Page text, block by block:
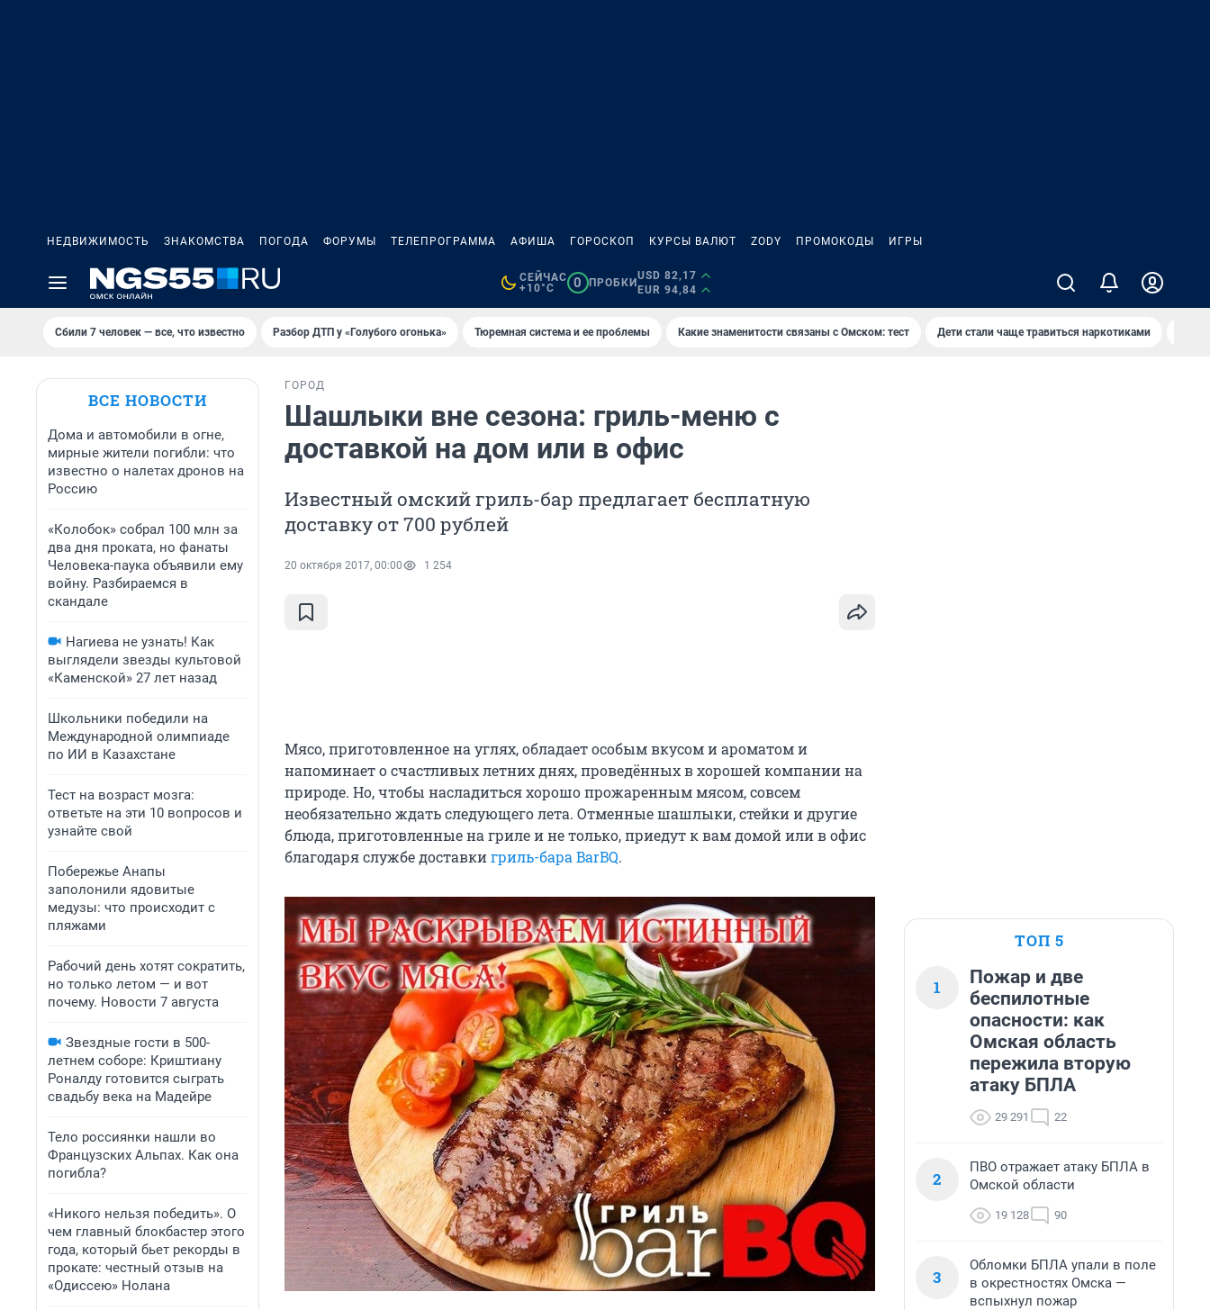
НЕДВИЖИМОСТЬ ЗНАКОМСТВА ПОГОДА ФОРУМЫ ТЕЛЕПРОГРАММА АФИША ГОРОСКОП КУРСЫ ВАЛЮТ ZODY ПРОМОКОДЫ ИГРЫ
СЕЙЧАС
+10°C
0 ПРОБКИ
USD 82,17
EUR 94,84
Сбили 7 человек — все, что известно Разбор ДТП у «Голубого огонька» Тюремная система и ее проблемы Какие знаменитости связаны с Омском: тест Дети стали чаще травиться наркотиками
ВСЕ НОВОСТИ
Дома и автомобили в огне,
мирные жители погибли: что
известно о налетах дронов на
Россию
«Колобок» собрал 100 млн за
два дня проката, но фанаты
Человека-паука объявили ему
войну. Разбираемся в
скандале
Нагиева не узнать! Как
выглядели звезды культовой
«Каменской» 27 лет назад
Школьники победили на
Международной олимпиаде
по ИИ в Казахстане
Тест на возраст мозга:
ответьте на эти 10 вопросов и
узнайте свой
Побережье Анапы
заполонили ядовитые
медузы: что происходит с
пляжами
Рабочий день хотят сократить,
но только летом — и вот
почему. Новости 7 августа
Звездные гости в 500-
летнем соборе: Криштиану
Роналду готовится сыграть
свадьбу века на Мадейре
Тело россиянки нашли во
Французских Альпах. Как она
погибла?
«Никого нельзя победить». О
чем главный блокбастер этого
года, который бьет рекорды в
прокате: честный отзыв на
«Одиссею» Нолана
ГОРОД
Шашлыки вне сезона: гриль-меню с
доставкой на дом или в офис
Известный омский гриль-бар предлагает бесплатную
доставку от 700 рублей
20 октября 2017, 00:00 1 254
Мясо, приготовленное на углях, обладает особым вкусом и ароматом и
напоминает о счастливых летних днях, проведённых в хорошей компании на
природе. Но, чтобы насладиться хорошо прожаренным мясом, совсем
необязательно ждать следующего лета. Отменные шашлыки, стейки и другие
блюда, приготовленные на гриле и не только, приедут к вам домой или в офис
благодаря службе доставкигриль-бара BarBQ.
ТОП 5
1
Пожар и две
беспилотные
опасности: как
Омская область
пережила вторую
атаку БПЛА
29 291 22
2
ПВО отражает атаку БПЛА в
Омской области
19 128 90
3
Обломки БПЛА упали в поле
в окрестностях Омска —
вспыхнул пожар